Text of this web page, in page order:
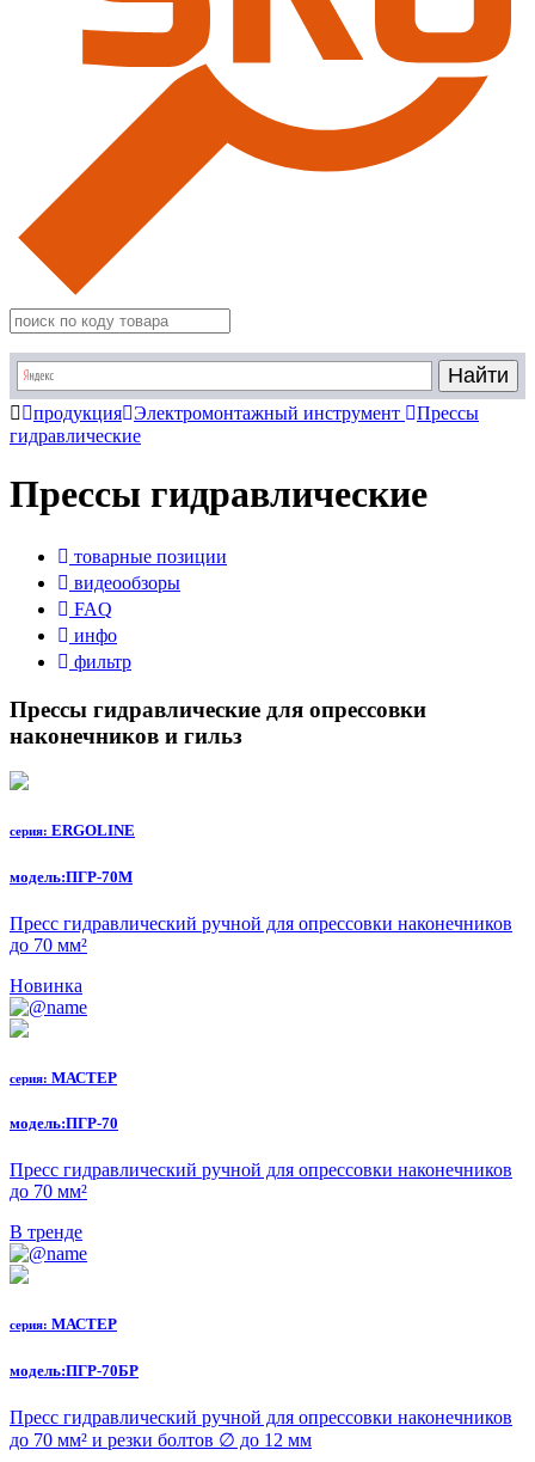
продукция Электромонтажный инструмент
Прессы
гидравлические
Прессы гидравлические
товарные позиции
видеообзоры
FAQ
инфо
фильтр
Прессы гидравлические для опрессовки
наконечников и гильз
серия: ERGOLINE
модель:ПГР-70М
Пресс гидравлический ручной для опрессовки наконечников
до 70 мм²
Новинка
серия: МАСТЕР
модель:ПГР-70
Пресс гидравлический ручной для опрессовки наконечников
до 70 мм²
В тренде
серия: МАСТЕР
модель:ПГР-70БР
Пресс гидравлический ручной для опрессовки наконечников
до 70 мм² и резки болтов ∅ до 12 мм